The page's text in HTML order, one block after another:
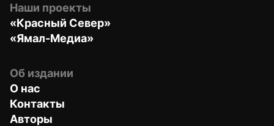
Наши проекты
«Красный Север»
«Ямал-Медиа»
Об издании
О нас
Контакты
Авторы